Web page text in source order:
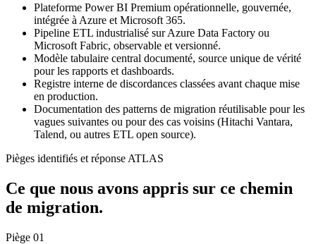
Plateforme Power BI Premium opérationnelle, gouvernée,
intégrée à Azure et Microsoft 365.
Pipeline ETL industrialisé sur Azure Data Factory ou
Microsoft Fabric, observable et versionné.
Modèle tabulaire central documenté, source unique de vérité
pour les rapports et dashboards.
Registre interne de discordances classées avant chaque mise
en production.
Documentation des patterns de migration réutilisable pour les
vagues suivantes ou pour des cas voisins (Hitachi Vantara,
Talend, ou autres ETL open source).
Pièges identifiés et réponse ATLAS
Ce que nous avons appris sur ce chemin
de migration.
Piège 01